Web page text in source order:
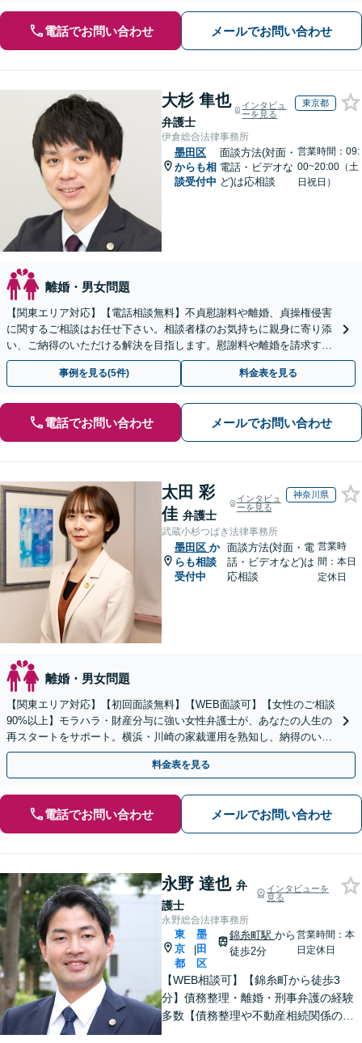
電話でお問い合わせ メールでお問い合わせ
大杉 隼也
弁護士
インタビュ
ーを見る
東京都
伊倉総合法律事務所
墨田区
からも相
談受付中
面談方法(対面・
電話・ビデオな
ど)は応相談
営業時間：09:
00~20:00（土
日祝日）
離婚・男女問題
【関東エリア対応】【電話相談無料】不貞慰謝料や離婚、貞操権侵害
に関するご相談はお任せ下さい。相談者様のお気持ちに親身に寄り添
い、ご納得のいただける解決を目指します。慰謝料や離婚を請求する
側やされた側、双方のご相談に対応【休日・夜間相談OK】
事例を見る(5件) 料金表を見る
電話でお問い合わせ メールでお問い合わせ
太田 彩
佳 弁護士
インタビュ
ーを見る
神奈川県
武蔵小杉つばき法律事務所
墨田区 か
らも相談
受付中
面談方法(対面・電
話・ビデオなど)は
応相談
営業時
間：本日
定休日
離婚・男女問題
【関東エリア対応】【初回面談無料】【WEB面談可】【女性のご相談
90%以上】モラハラ・財産分与に強い女性弁護士が、あなたの人生の
再スタートをサポート。横浜・川崎の家裁運用を熟知し、納得のいく
解決へ。まずは一人で抱え込まずにご相談ください。
料金表を見る
電話でお問い合わせ メールでお問い合わせ
永野 達也 弁
護士
インタビューを
見る
永野総合法律事務所
東
京
都
|
墨
田
区
錦糸町駅 から
徒歩2分
営業時間：本
日定休日
【WEB相談可】【錦糸町から徒歩3
分】債務整理・離婚・刑事弁護の経験
多数【債務整理や不動産相続関係の著